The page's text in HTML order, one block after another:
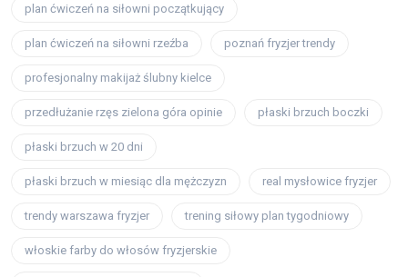
plan ćwiczeń na siłowni początkujący
plan ćwiczeń na siłowni rzeźba poznań fryzjer trendy
profesjonalny makijaż ślubny kielce
przedłużanie rzęs zielona góra opinie płaski brzuch boczki
płaski brzuch w 20 dni
płaski brzuch w miesiąc dla mężczyzn real mysłowice fryzjer
trendy warszawa fryzjer trening siłowy plan tygodniowy
włoskie farby do włosów fryzjerskie